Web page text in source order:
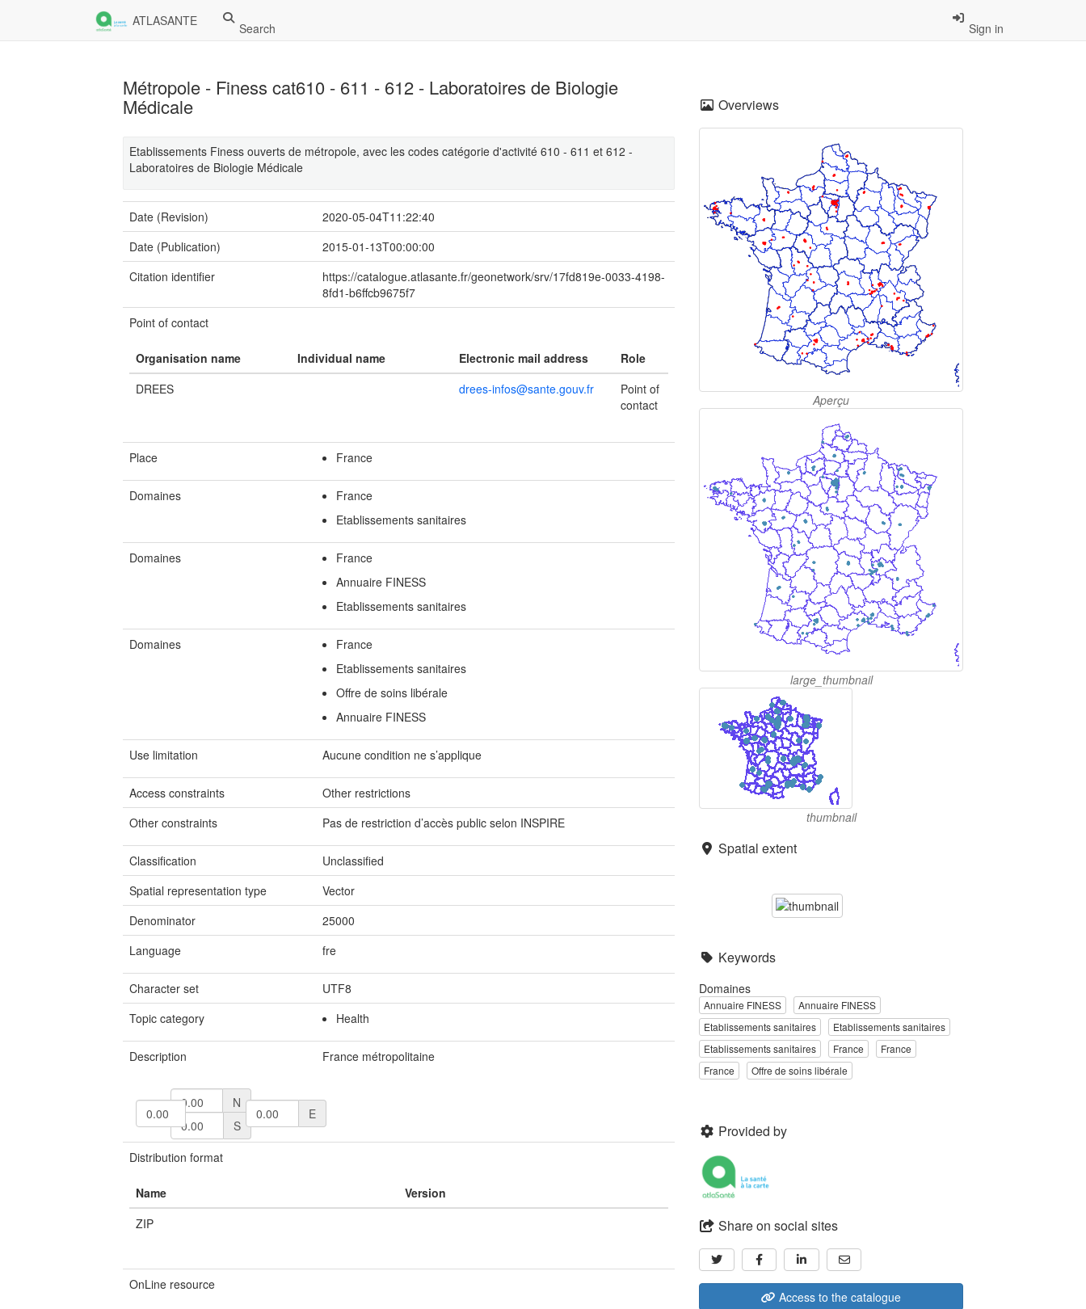
ATLASANTE Search Sign in
Métropole - Finess cat610 - 611 - 612 - Laboratoires de Biologie
Médicale
Etablissements Finess ouverts de métropole, avec les codes catégorie d'activité 610 - 611 et 612 -
Laboratoires de Biologie Médicale
Date (Revision)
2020-05-04T11:22:40
Date (Publication)
2015-01-13T00:00:00
Citation identifier
https://catalogue.atlasante.fr/geonetwork/srv/17fd819e-0033-4198-
8fd1-b6ffcb9675f7
Point of contact
Organisation name Individual name Electronic mail address
Role
DREES
drees-infos@sante.gouv.fr
Point of
contact
Place France
Domaines
France
Etablissements sanitaires
Domaines
France
Annuaire FINESS
Etablissements sanitaires
Domaines
France
Etablissements sanitaires
Offre de soins libérale
Annuaire FINESS
Use limitation Aucune condition ne s’applique
Access constraints
Other restrictions
Other constraints
Pas de restriction d’accès public selon INSPIRE
Classification
Unclassified
Spatial representation type
Vector
Denominator
25000
Language
fre
Character set
UTF8
Topic category
Health
Description France métropolitaine
N
S
E
W
Distribution format
Name
Version
ZIP
OnLine resource
Overviews
Aperçu
large_thumbnail
thumbnail
Spatial extent
Keywords
Domaines
Annuaire FINESS
Annuaire FINESS
Etablissements sanitaires
Etablissements sanitaires
Etablissements sanitaires
France
France
France
Offre de soins libérale
Provided by
Share on social sites
Access to the catalogue